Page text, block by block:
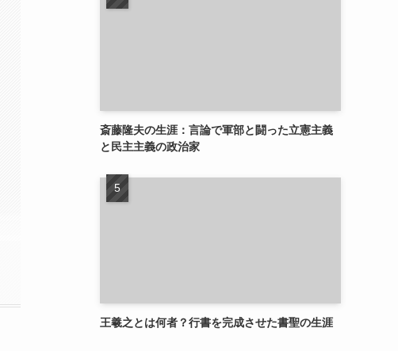
斎藤隆夫の生涯：言論で軍部と闘った立憲主義
と民主主義の政治家
王羲之とは何者？行書を完成させた書聖の生涯